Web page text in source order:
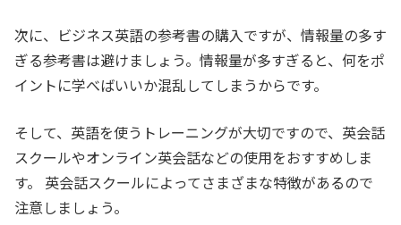
次に、ビジネス英語の参考書の購入ですが、情報量の多す
ぎる参考書は避けましょう。情報量が多すぎると、何をポ
イントに学べばいいか混乱してしまうからです。
そして、英語を使うトレーニングが大切ですので、英会話
スクールやオンライン英会話などの使用をおすすめしま
す。 英会話スクールによってさまざまな特徴があるので
注意しましょう。